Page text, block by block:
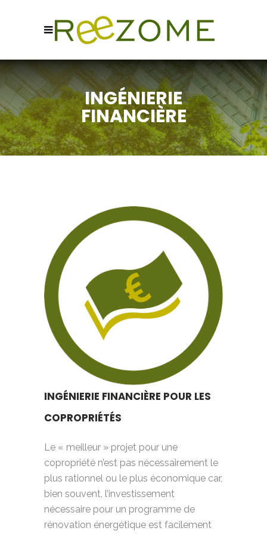
INGÉNIERIE
FINANCIÈRE
INGÉNIERIE FINANCIÈRE POUR LES
COPROPRIÉTÉS
Le « meilleur » projet pour une
copropriété n’est pas nécessairement le
plus rationnel ou le plus économique car,
bien souvent, l’investissement
nécessaire pour un programme de
rénovation énergétique est facilement